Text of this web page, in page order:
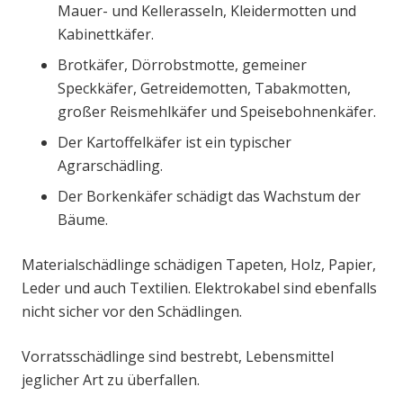
Mauer- und Kellerasseln, Kleidermotten und
Kabinettkäfer.
Brotkäfer, Dörrobstmotte, gemeiner
Speckkäfer, Getreidemotten, Tabakmotten,
großer Reismehlkäfer und Speisebohnenkäfer.
Der Kartoffelkäfer ist ein typischer
Agrarschädling.
Der Borkenkäfer schädigt das Wachstum der
Bäume.
Materialschädlinge schädigen Tapeten, Holz, Papier,
Leder und auch Textilien. Elektrokabel sind ebenfalls
nicht sicher vor den Schädlingen.
Vorratsschädlinge sind bestrebt, Lebensmittel
jeglicher Art zu überfallen.